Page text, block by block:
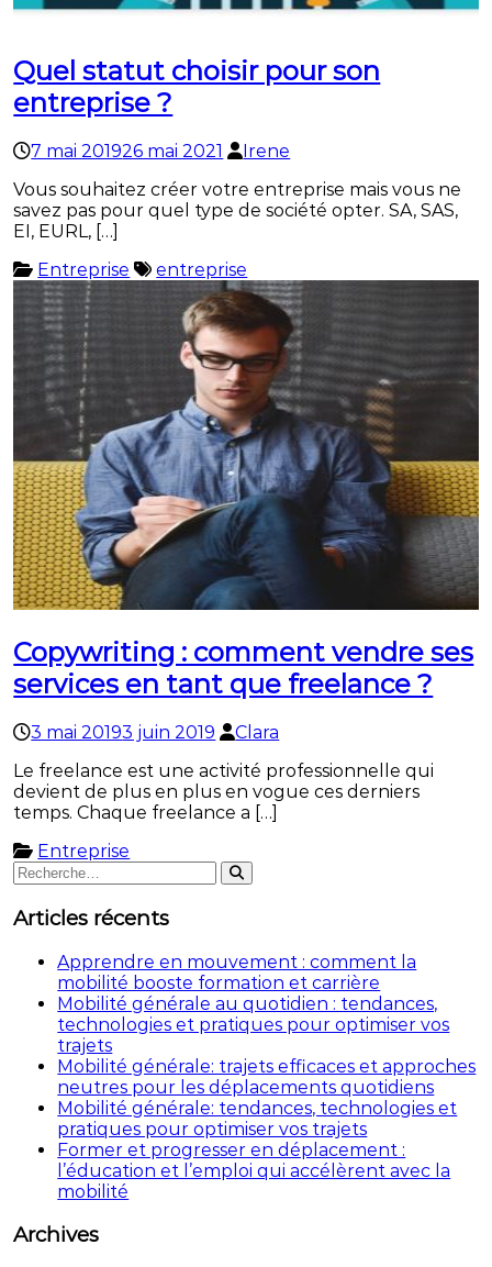
Quel statut choisir pour son
entreprise ?
7 mai 201926 mai 2021
Irene
Vous souhaitez créer votre entreprise mais vous ne
savez pas pour quel type de société opter. SA, SAS,
EI, EURL, […]
Entreprise
entreprise
Copywriting : comment vendre ses
services en tant que freelance ?
3 mai 20193 juin 2019
Clara
Le freelance est une activité professionnelle qui
devient de plus en plus en vogue ces derniers
temps. Chaque freelance a […]
Entreprise
Rechercher
:
Rechercher
Articles récents
Apprendre en mouvement : comment la
mobilité booste formation et carrière
Mobilité générale au quotidien : tendances,
technologies et pratiques pour optimiser vos
trajets
Mobilité générale: trajets efficaces et approches
neutres pour les déplacements quotidiens
Mobilité générale: tendances, technologies et
pratiques pour optimiser vos trajets
Former et progresser en déplacement :
l’éducation et l’emploi qui accélèrent avec la
mobilité
Archives